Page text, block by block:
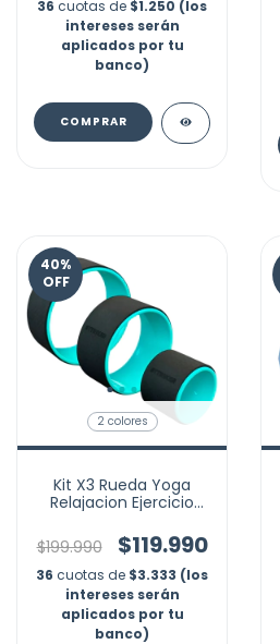
36 cuotas de $1.250 (los
intereses serán
aplicados por tu
banco)
COMPRAR
40%
OFF
2 colores
Kit X3 Rueda Yoga
Relajacion Ejercicio
$199.990
$119.990
36 cuotas de $3.333 (los
intereses serán
aplicados por tu
banco)